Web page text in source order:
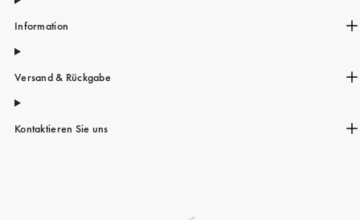
Information
Versand & Rückgabe
Kontaktieren Sie uns